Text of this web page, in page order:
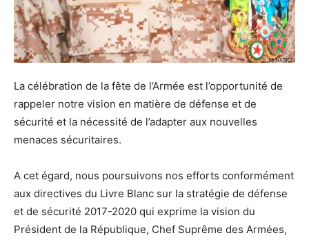
La célébration de la fête de l’Armée est l’opportunité de
rappeler notre vision en matière de défense et de
sécurité et la nécessité de l’adapter aux nouvelles
menaces sécuritaires.
A cet égard, nous poursuivons nos efforts conformément
aux directives du Livre Blanc sur la stratégie de défense
et de sécurité 2017-2020 qui exprime la vision du
Président de la République, Chef Suprême des Armées,